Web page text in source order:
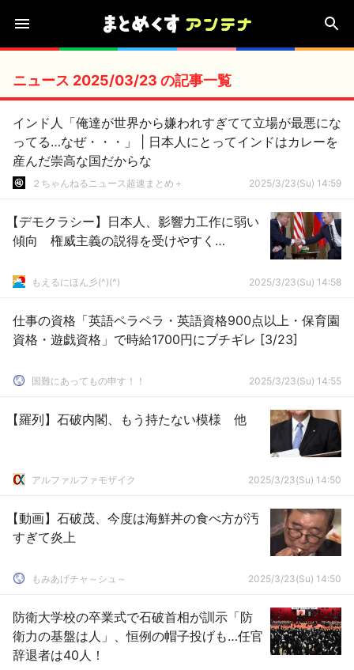
ニュース 2025/03/23 の記事一覧
インド人「俺達が世界から嫌われすぎてて立場が最悪にな
ってる…なぜ・・・」 | 日本人にとってインドはカレーを
産んだ崇高な国だからな
２ちゃんねるニュース超速まとめ＋ 2025/3/23(Su) 14:59
【デモクラシー】日本人、影響力工作に弱い
傾向 権威主義の説得を受けやすく…
もえるにほん彡(^)(^) 2025/3/23(Su) 14:58
仕事の資格「英語ペラペラ・英語資格900点以上・保育園
資格・遊戯資格」で時給1700円にブチギレ [3/23]
国難にあってもの申す！！ 2025/3/23(Su) 14:55
【羅列】石破内閣、もう持たない模様 他
アルファルファモザイク 2025/3/23(Su) 14:50
【動画】石破茂、今度は海鮮丼の食べ方が汚
すぎて炎上
もみあげチャ～シュ～ 2025/3/23(Su) 14:50
防衛大学校の卒業式で石破首相が訓示「防
衛力の基盤は人」、恒例の帽子投げも…任官
辞退者は40人！